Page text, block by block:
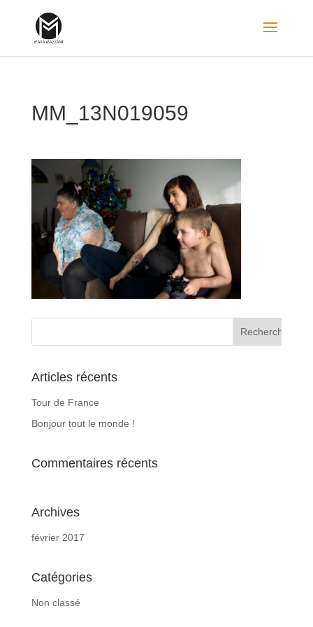
MM_13N019059
Articles récents
Tour de France
Bonjour tout le monde !
Commentaires récents
Archives
février 2017
Catégories
Non classé